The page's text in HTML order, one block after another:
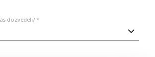
dozvedeli? *